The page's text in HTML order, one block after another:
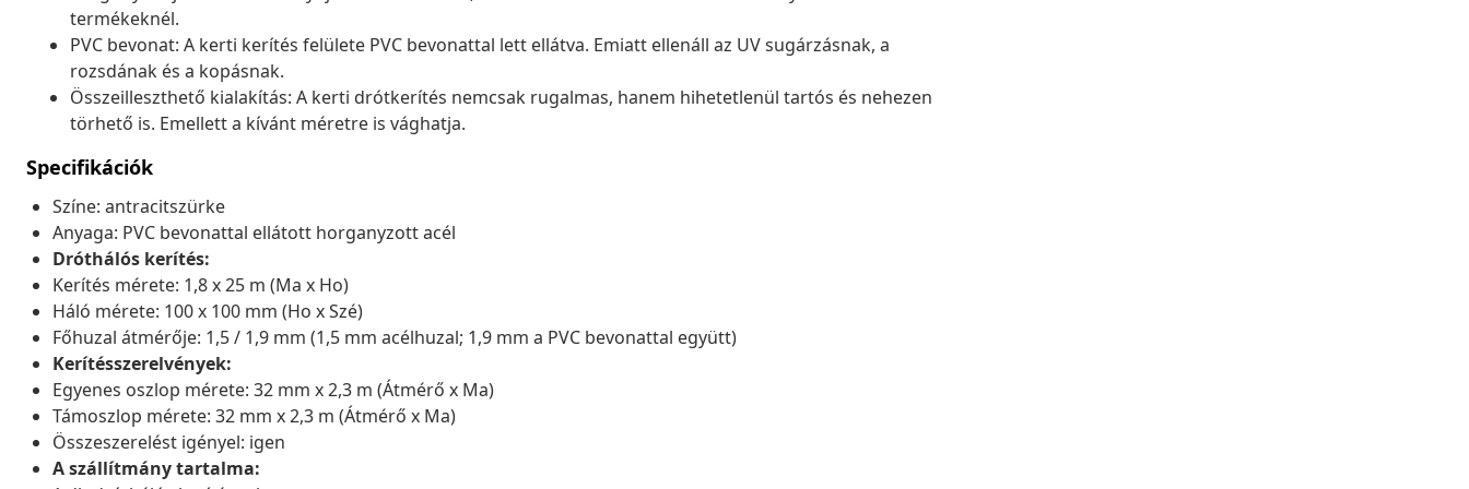
termékeknél.
PVC bevonat: A kerti kerítés felülete PVC bevonattal lett ellátva. Emiatt ellenáll az UV sugárzásnak, a
rozsdának és a kopásnak.
Összeilleszthető kialakítás: A kerti drótkerítés nemcsak rugalmas, hanem hihetetlenül tartós és nehezen
törhető is. Emellett a kívánt méretre is vághatja.
Specifikációk
Színe: antracitszürke
Anyaga: PVC bevonattal ellátott horganyzott acél
Dróthálós kerítés:
Kerítés mérete: 1,8 x 25 m (Ma x Ho)
Háló mérete: 100 x 100 mm (Ho x Szé)
Főhuzal átmérője: 1,5 / 1,9 mm (1,5 mm acélhuzal; 1,9 mm a PVC bevonattal együtt)
Kerítésszerelvények:
Egyenes oszlop mérete: 32 mm x 2,3 m (Átmérő x Ma)
Támoszlop mérete: 32 mm x 2,3 m (Átmérő x Ma)
Összeszerelést igényel: igen
A szállítmány tartalma: